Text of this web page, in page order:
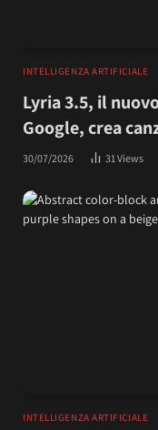
INTELLIGENZA ARTIFICIALE
Lyria 3.5, il
Google, crea
30/07/2026 31Views
INTELLIGENZA ARTIFICIALE